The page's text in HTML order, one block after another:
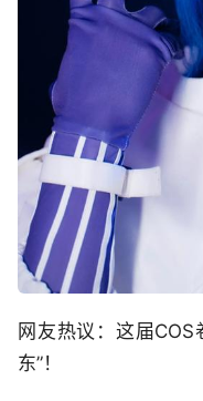
网友热议：这届
东”！